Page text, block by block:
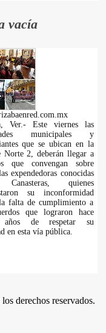
vacía
Ver.- Este viernes las
municipales y
que se ubican en la
Norte 2, deberán llegar a
que convengan sobre
expendedoras conocidas
quienes
su inconformidad
falta de cumplimiento a
que lograron hace
años de respetar su
en esta vía pública.
derechos reservados.